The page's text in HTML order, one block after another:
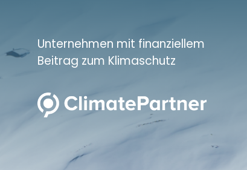
Unternehmen mit finanziellem
Beitrag zum Klimaschutz